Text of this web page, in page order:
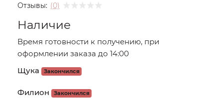
Отзывы: (0)
Наличие
Время готовности к получению, при
оформлении заказа до 14:00
Щука
Закончился
Филион Закончился